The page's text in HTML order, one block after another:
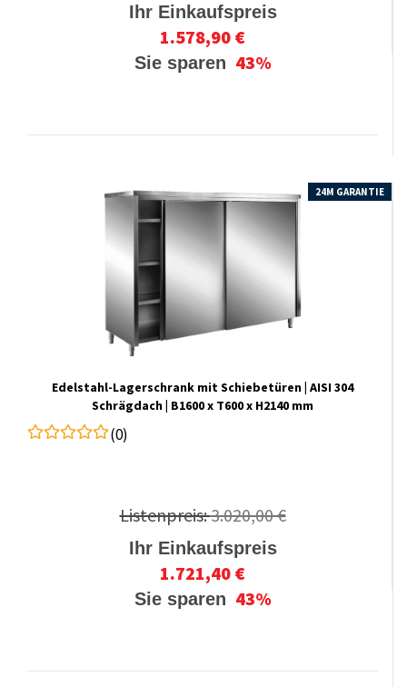
Ihr Einkaufspreis
1.578,90 €
Sie sparen 43%
24M GARANTIE
Edelstahl-​​Lagerschrank mit Schiebetüren | AISI 304
Schrägdach | B1600 x T600 x H2140 mm
(0)
Listenpreis:3.020,00 €
Ihr Einkaufspreis
1.721,40 €
Sie sparen 43%